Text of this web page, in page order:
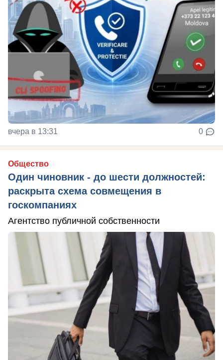
вчера в 13:31 0
Общество
Один чиновник - до шести должностей:
раскрыта схема совмещения в
госкомпаниях
Агентство публичной собственности